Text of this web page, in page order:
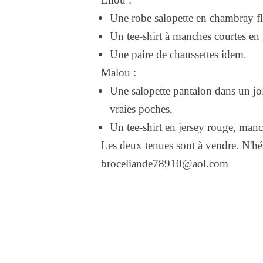
Une robe salopette en chambray
Un tee-shirt à manches courtes en
Une paire de chaussettes idem.
Malou :
Une salopette pantalon dans un
vraies poches,
Un tee-shirt en jersey rouge,
Les deux tenues sont à vendre.
broceliande78910@aol.com